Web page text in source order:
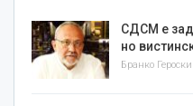
СДСМ е
но
Бранко Героски